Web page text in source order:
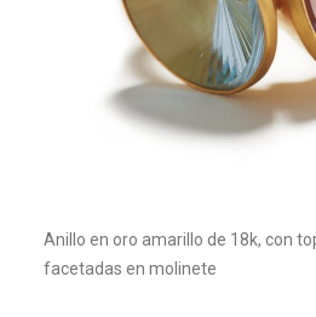
Anillo en oro amarillo de 18k, con
facetadas en molinete